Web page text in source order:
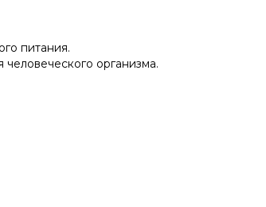
питания.
организма.